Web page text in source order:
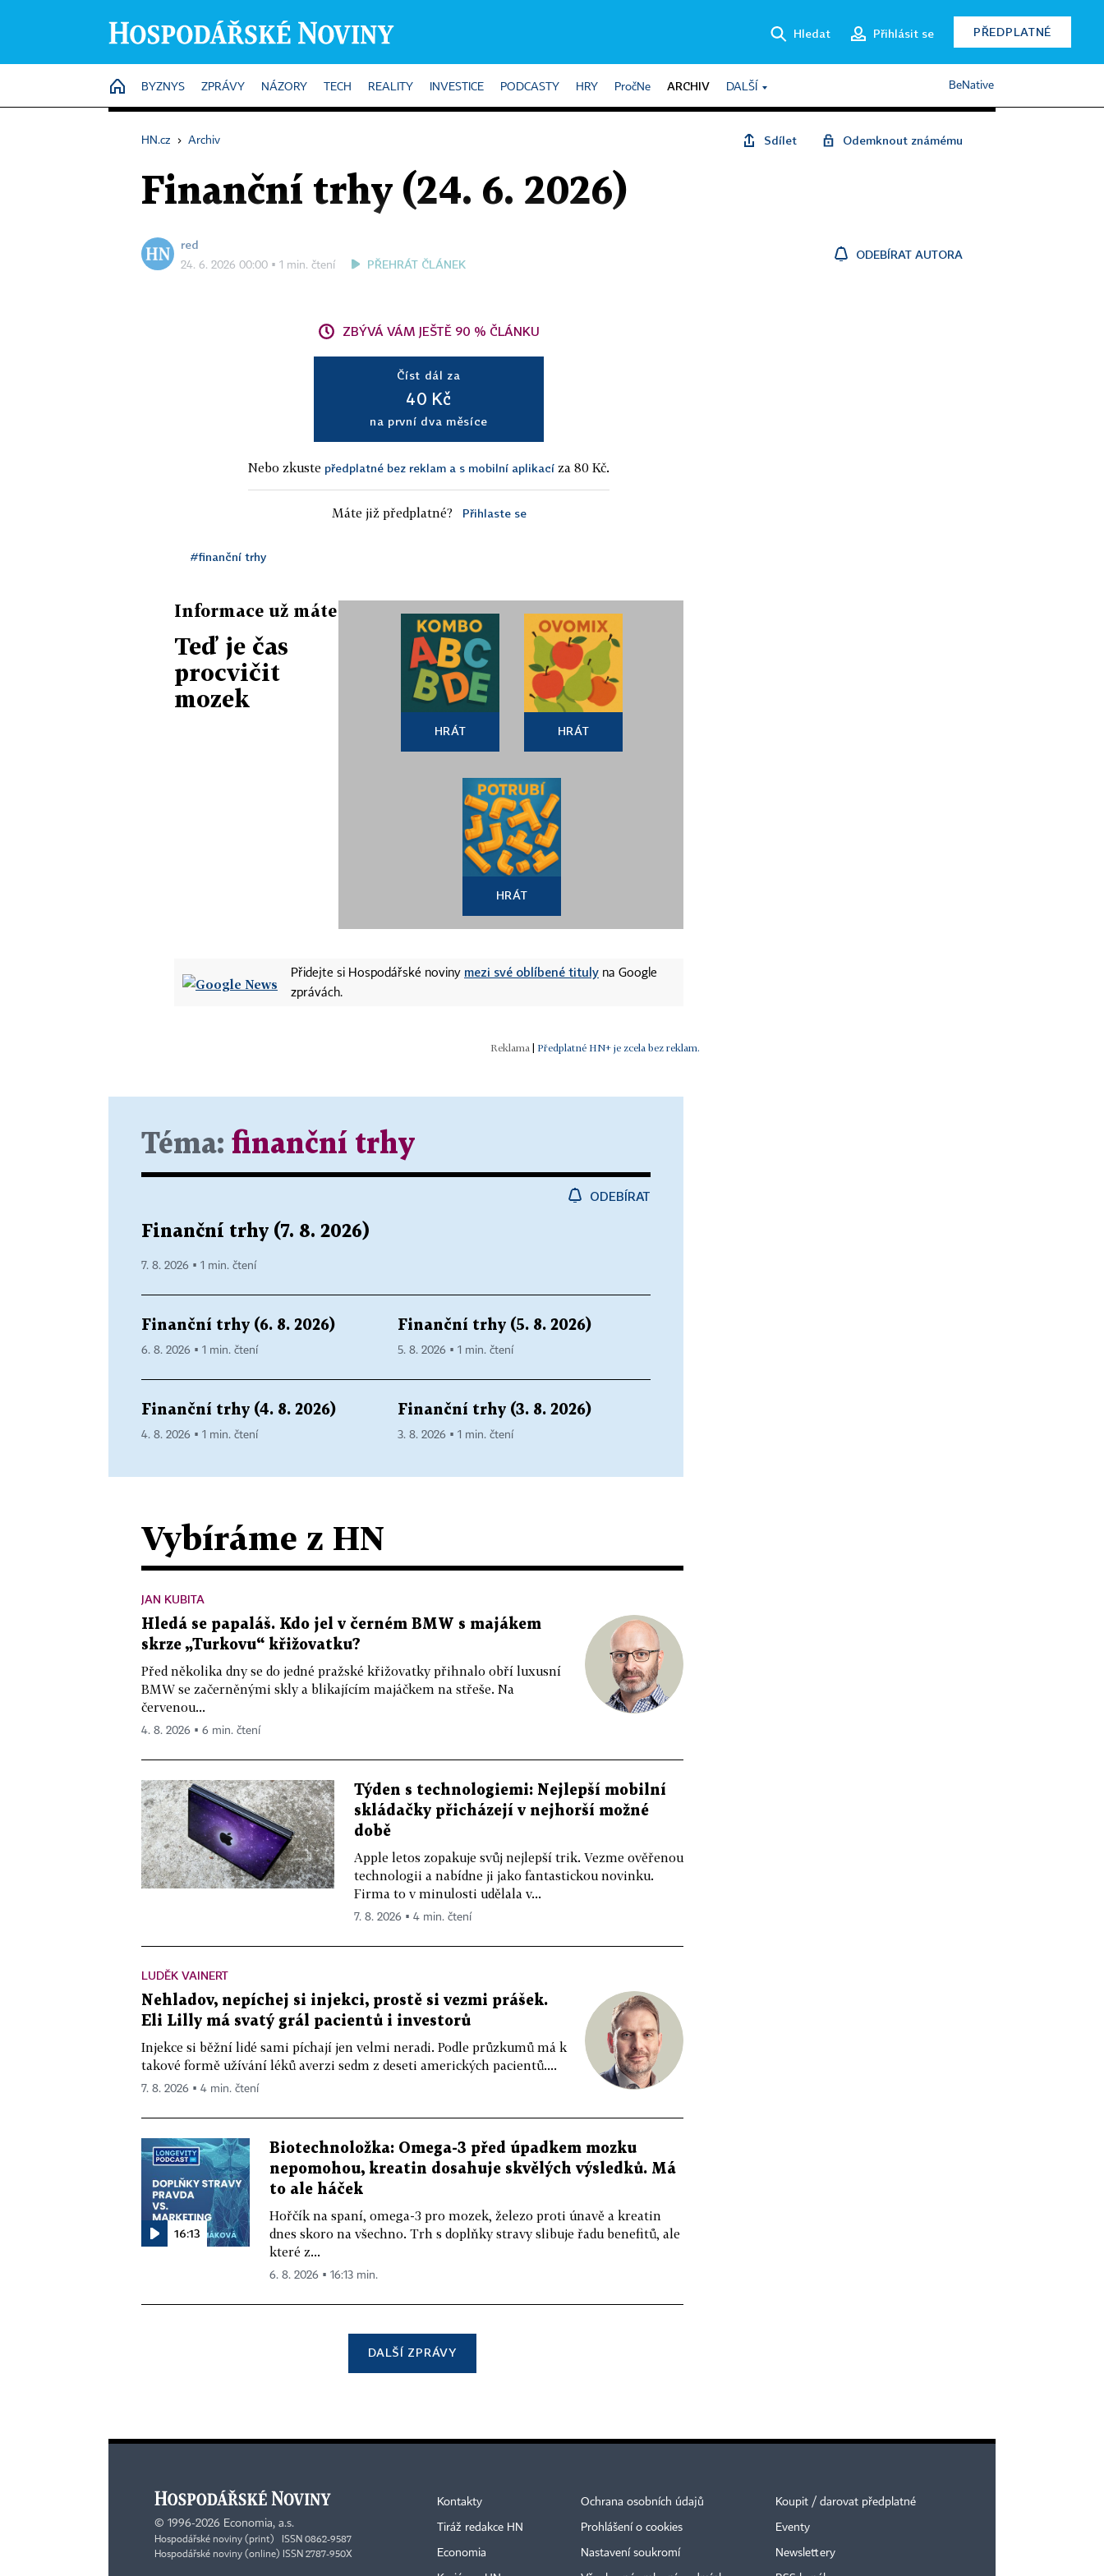
Hledat Přihlásit se PŘEDPLATNÉ
HOME
BYZNYS ZPRÁVY NÁZORY TECH REALITY INVESTICE PODCASTY HRY PročNe ARCHIV DALŠÍ BeNative
HN.cz › Archiv Sdílet Odemknout známému
Finanční trhy (24. 6. 2026)
red
24. 6. 2026 00:00 ▪ 1 min. čtení PŘEHRÁT ČLÁNEK
ODEBÍRAT AUTORA
ZBÝVÁ VÁM JEŠTĚ 90 % ČLÁNKU
Číst dál za
40 Kč
na první dva měsíce
Nebo zkuste předplatné bez reklam a s mobilní aplikací za 80 Kč.
Máte již předplatné? Přihlaste se
#finanční trhy
Informace už máte
Teď je čas
procvičit
mozek
HRÁT HRÁT
HRÁT
Přidejte si Hospodářské noviny mezi své oblíbené tituly na Google
zprávách.
Předplatné HN+ je zcela bez reklam.
Téma: finanční trhy
ODEBÍRAT
Finanční trhy (7. 8. 2026)
7. 8. 2026 ▪ 1 min. čtení
Finanční trhy (6. 8. 2026)
6. 8. 2026 ▪ 1 min. čtení
Finanční trhy (5. 8. 2026)
5. 8. 2026 ▪ 1 min. čtení
Finanční trhy (4. 8. 2026)
4. 8. 2026 ▪ 1 min. čtení
Finanční trhy (3. 8. 2026)
3. 8. 2026 ▪ 1 min. čtení
Vybíráme z HN
JAN KUBITA
Hledá se papaláš. Kdo jel v černém BMW s majákem
skrze „Turkovu“ křižovatku?
Před několika dny se do jedné pražské křižovatky přihnalo obří luxusní
BMW se začerněnými skly a blikajícím majáčkem na střeše. Na
červenou...
4. 8. 2026 ▪ 6 min. čtení
Týden s technologiemi: Nejlepší mobilní
skládačky přicházejí v nejhorší možné
době
Apple letos zopakuje svůj nejlepší trik. Vezme ověřenou
technologii a nabídne ji jako fantastickou novinku.
Firma to v minulosti udělala v...
7. 8. 2026 ▪ 4 min. čtení
LUDĚK VAINERT
Nehladov, nepíchej si injekci, prostě si vezmi prášek.
Eli Lilly má svatý grál pacientů i investorů
Injekce si běžní lidé sami píchají jen velmi neradi. Podle průzkumů má k
takové formě užívání léků averzi sedm z deseti amerických pacientů....
7. 8. 2026 ▪ 4 min. čtení
16:13
Biotechnoložka: Omega-3 před úpadkem mozku
nepomohou, kreatin dosahuje skvělých výsledků. Má
to ale háček
Hořčík na spaní, omega-3 pro mozek, železo proti únavě a kreatin
dnes skoro na všechno. Trh s doplňky stravy slibuje řadu benefitů, ale
které z...
6. 8. 2026 ▪ 16:13 min.
DALŠÍ ZPRÁVY
© 1996-2026 Economia, a.s.
Hospodářské noviny (print) ISSN 0862-9587
Hospodářské noviny (online) ISSN 2787-950X
Kontakty
Tiráž redakce HN
Economia
Ochrana osobních údajů
Prohlášení o cookies
Nastavení soukromí
Koupit / darovat předplatné
Eventy
Newslettery